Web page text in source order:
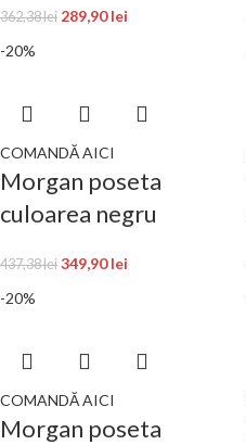
362,38lei 289,90lei
-20%
COMANDĂ AICI
Morgan poseta
culoarea negru
437,38lei 349,90lei
-20%
COMANDĂ AICI
Morgan poseta